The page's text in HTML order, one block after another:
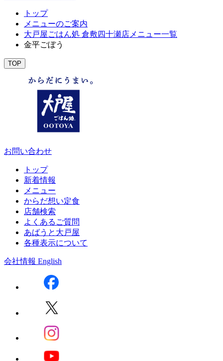
トップ
メニューのご案内
大戸屋ごはん処 倉敷四十瀬店メニュー一覧
金平ごぼう
TOP
お問い合わせ
トップ
新着情報
メニュー
からだ想い定食
店舗検索
よくあるご質問
あばうと大戸屋
各種表示について
会社情報 English